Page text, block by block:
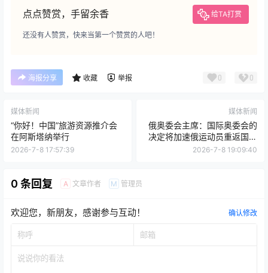
点点赞赏，手留余香 给TA打赏
还没有人赞赏，快来当第一个赞赏的人吧！
海报分享 收藏 举报 0 0
媒体新闻
“你好！中国”旅游资源推介会
在阿斯塔纳举行
2026-7-8 17:57:39
媒体新闻
俄奥委会主席：国际奥委会的
决定将加速俄运动员重返国际
赛场
2026-7-8 19:09:40
0 条回复 A 文章作者 M 管理员
欢迎您，新朋友，感谢参与互动！ 确认修改